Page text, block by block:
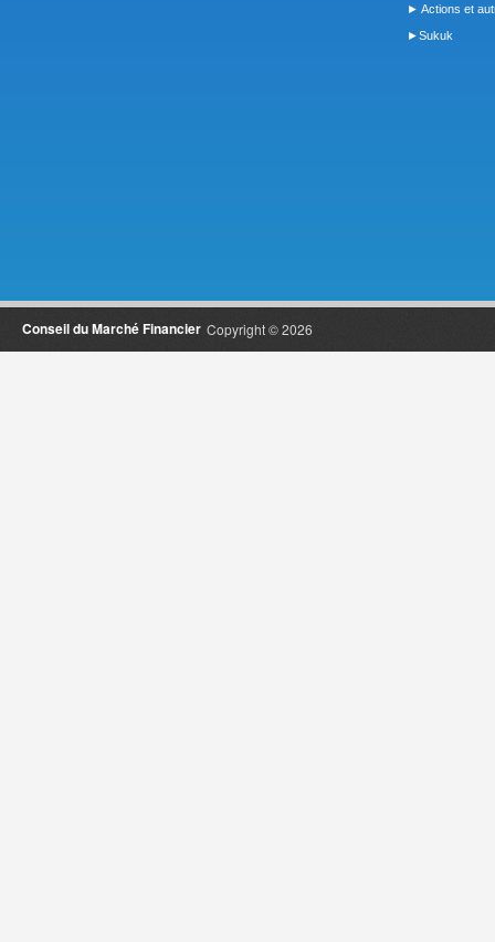
► Actions et
►Sukuk
Copyright © 2026
Conseil du Marché Financier